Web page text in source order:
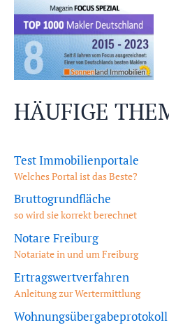
HÄUFIGE
Test Immobilienportale
Welches Portal ist das Beste?
Bruttogrundfläche
so wird sie korrekt berechnet
Notare Freiburg
Notariate in und um Freiburg
Ertragswertverfahren
Anleitung zur Wertermittlung
Wohnungsübergabeprotokoll